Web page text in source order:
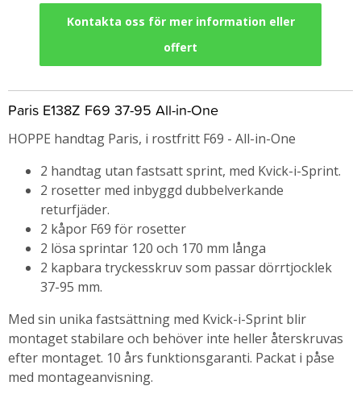
Kontakta oss för mer information eller
offert
Paris E138Z F69 37-95 All-in-One
HOPPE handtag Paris, i rostfritt F69 - All-in-One
2 handtag utan fastsatt sprint, med Kvick-i-Sprint.
2 rosetter med inbyggd dubbelverkande
returfjäder.
2 kåpor F69 för rosetter
2 lösa sprintar 120 och 170 mm långa
2 kapbara tryckesskruv som passar dörrtjocklek
37-95 mm.
Med sin unika fastsättning med Kvick-i-Sprint blir
montaget stabilare och behöver inte heller återskruvas
efter montaget. 10 års funktionsgaranti. Packat i påse
med montageanvisning.